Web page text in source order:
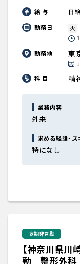
給 与 日給
勤務日 火
勤務地 東
科 目
精
業務内容
外来
求める経験・ス
特になし
定期非常勤
【神奈川県
勤 整形外